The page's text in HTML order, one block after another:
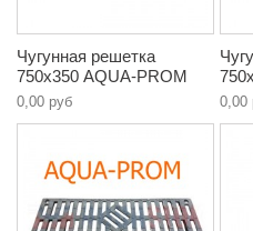
Чугунная решетка
750х350 AQUA-PROM
0,00 руб 0,00